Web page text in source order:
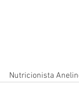
Nutricionista